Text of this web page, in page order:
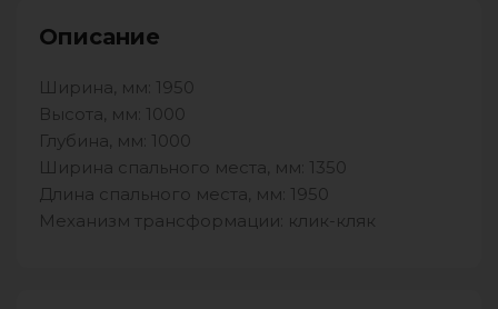
Описание
Ширина, мм: 1950
Высота, мм: 1000
Глубина, мм: 1000
Ширина спального места, мм: 1350
Длина спального места, мм: 1950
Механизм трансформации: клик-кляк